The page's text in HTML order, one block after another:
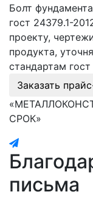
Болт
гост 24379.1-
проекту,
продукта,
стандартам
Заказать
СРОК»
письма